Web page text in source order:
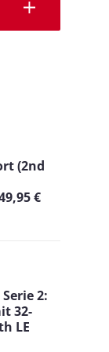
(2nd
€
2:
32-
LE